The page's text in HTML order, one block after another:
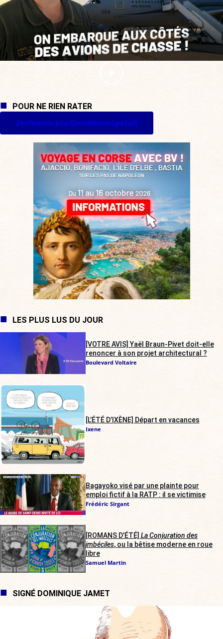
POUR NE RIEN RATER
Je m'inscris à La Quotidienne (gratuit)
LES PLUS LUS DU JOUR
[VOTRE AVIS] Yaël Braun-Pivet doit-elle
renoncer à son projet architectural ?
Boulevard Voltaire
[L’ÉTÉ D’IXÈNE] Départ en vacances
Ixene
Bagayoko visé par une plainte pour
emploi fictif à la RATP : il se victimise
Frédéric Sirgant
[ROMANS D’ÉTÉ] La Conjuration des
imbéciles, ou la bêtise moderne en roue
libre
Samuel Martin
SIGNÉ DOMINIQUE JAMET